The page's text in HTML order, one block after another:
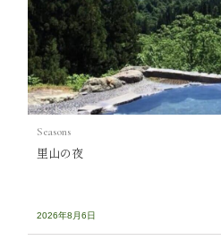
Seasons
里山の夜
2026年8月6日